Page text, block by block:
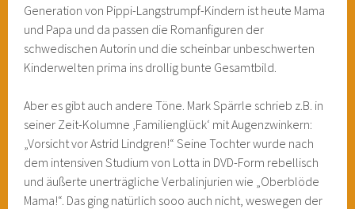
Generation von Pippi-Langstrumpf-Kindern ist heute Mama
und Papa und da passen die Romanfiguren der
schwedischen Autorin und die scheinbar unbeschwerten
Kinderwelten prima ins drollig bunte Gesamtbild.
Aber es gibt auch andere Töne. Mark Spärrle schrieb z.B. in
seiner Zeit-Kolumne ‚Familienglück‘ mit Augenzwinkern:
„Vorsicht vor Astrid Lindgren!“ Seine Tochter wurde nach
dem intensiven Studium von Lotta in DVD-Form rebellisch
und äußerte unerträgliche Verbalinjurien wie „Oberblöde
Mama!“. Das ging natürlich sooo auch nicht, weswegen der